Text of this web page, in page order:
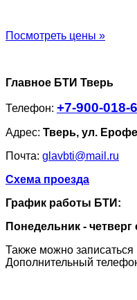
Посмотреть цены »
Главное БТИ Тверь
Телефон: +7-900-018-
Адрес: Тверь, ул.
Почта: glavbti@mail.ru
Схема проезда
График работы БТИ:
Понедельник - четверг
Также можно
Дополнительный